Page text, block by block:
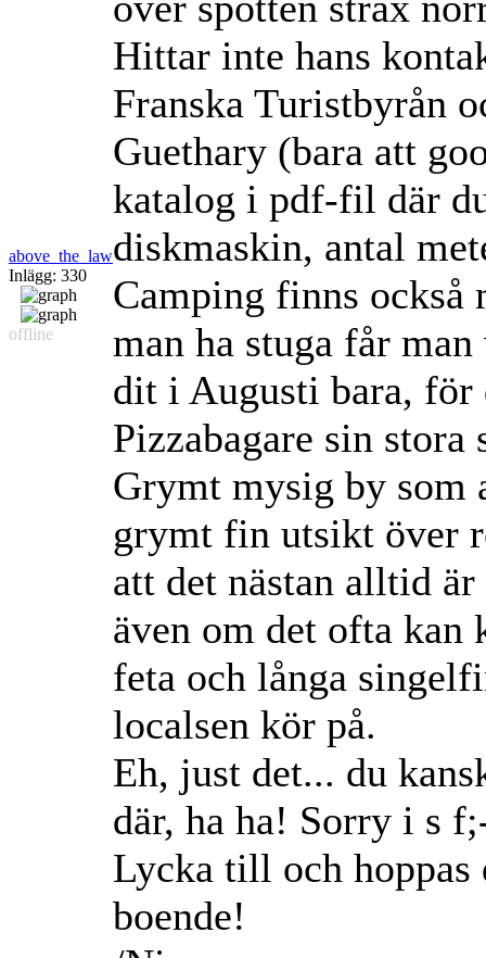
above_the_law
Inlägg: 330
offline
Hittar inte hans
Franska Turistbyrån
Guethary (bara att
katalog i pdf-fil där
diskmaskin, antal
Camping finns
man ha stuga får
dit i Augusti bara, för
Pizzabagare sin stora
Grymt mysig by som
grymt fin utsikt över
att det nästan alltid
även om det ofta kan
feta och långa
localsen kör på.
Eh, just det... du
där, ha ha! Sorry i s
Lycka till och
boende!